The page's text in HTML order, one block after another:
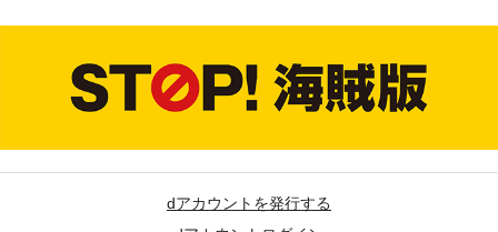
dアカウントを発行する